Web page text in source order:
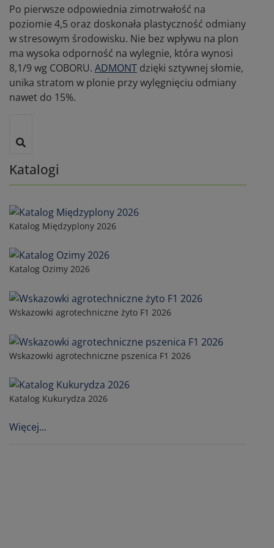
Katalogi
Katalog Międzyplony 2026
Katalog Ozimy 2026
Wskazowki agrotechniczne żyto F1 2026
Wskazowki agrotechniczne pszenica F1 2026
Katalog Kukurydza 2026
Więcej...
Po pierwsze odpowiednia zimotrwałość na
poziomie 4,5 oraz doskonała plastyczność odmiany
w stresowym środowisku. Nie bez wpływu na plon
ma wysoka odporność na wylegnie, która wynosi
8,1/9 wg COBORU. ADMONT dzięki sztywnej słomie,
unika stratom w plonie przy wylęgnięciu odmiany
nawet do 15%.